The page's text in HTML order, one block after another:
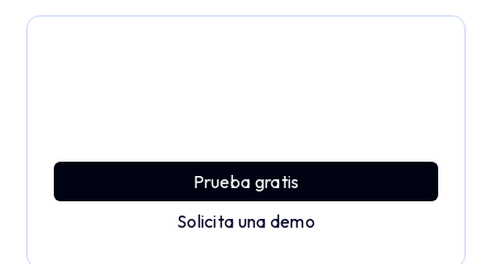
Prueba gratis
Solicita una demo